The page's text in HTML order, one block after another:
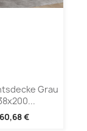
Grau
60,68 €